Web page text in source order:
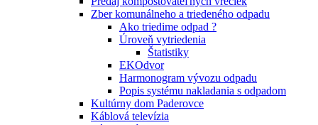
Zber komunálneho a triedeného odpadu
Ako triedime odpad ?
Úroveň vytriedenia
Štatistiky
EKOdvor
Harmonogram vývozu odpadu
Popis systému nakladania s odpadom
Kultúrny dom Paderovce
Káblová televízia